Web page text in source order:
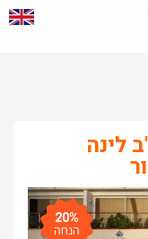
ע"ב לינה
20%
הנחה